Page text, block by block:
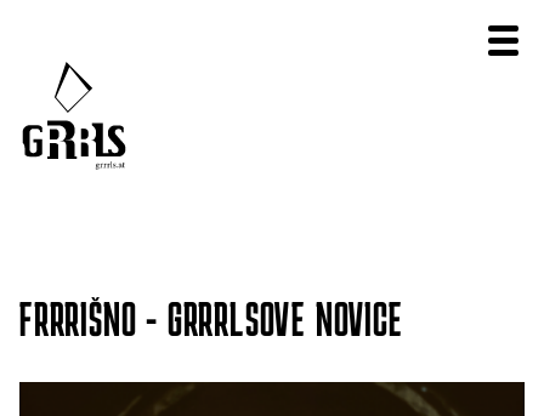
FRRRIŠNO - GRRRLSOVE NOVICE